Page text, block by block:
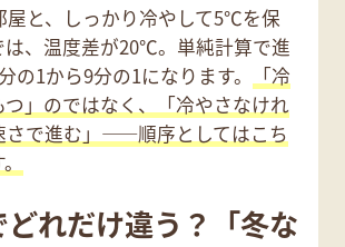
と、しっかり冷やして5℃を保
は、温度差が20℃。単純計算で進
の1から9分の1になります。
「冷
つ」のではなく、「冷やさなけれ
さで進む」——順序としてはこち
れだけ違う？「冬な